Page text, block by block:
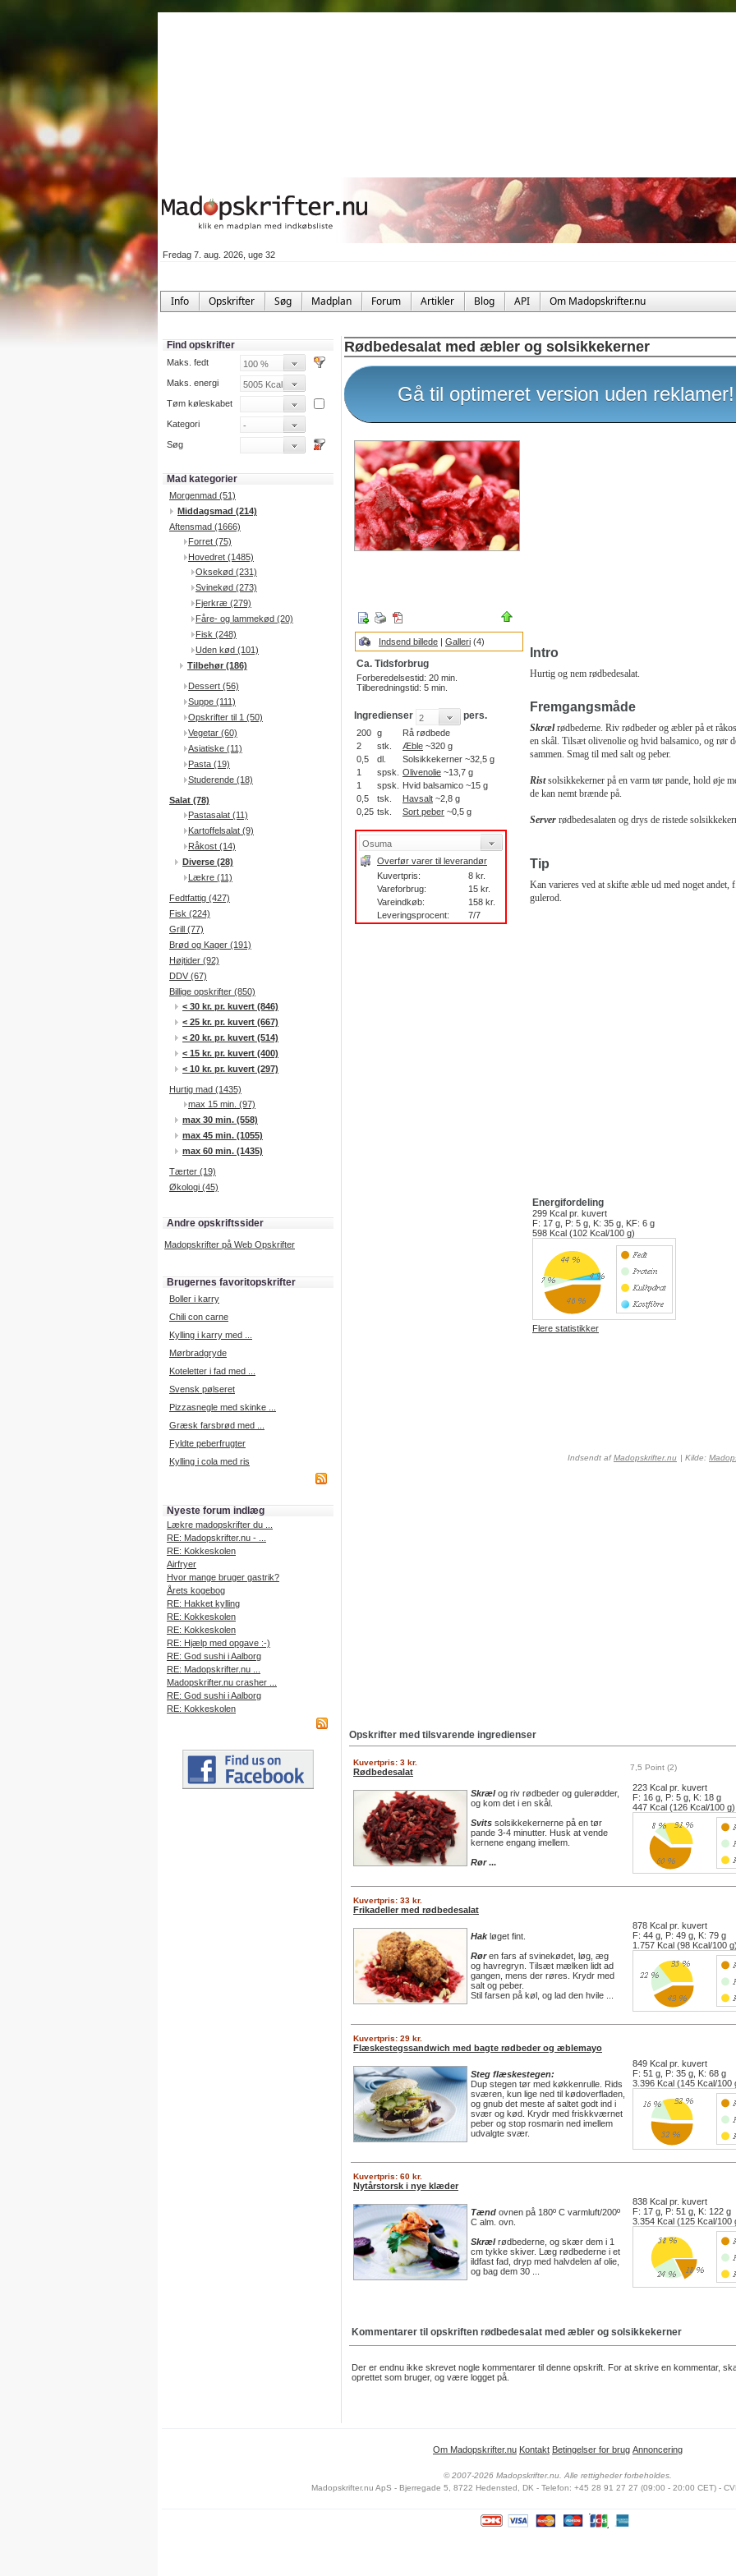
Fredag 7. aug. 2026, uge 32
Info Opskrifter Søg Madplan Forum Artikler Blog API Om Madopskrifter.nu
Find opskrifter
Maks. fedt
Maks. energi
Tøm køleskabet
Kategori
Søg
Mad kategorier
Morgenmad (51)
Middagsmad (214)
Aftensmad (1666)
Forret (75)
Hovedret (1485)
Oksekød (231)
Svinekød (273)
Fjerkræ (279)
Fåre- og lammekød (20)
Fisk (248)
Uden kød (101)
Tilbehør (186)
Dessert (56)
Suppe (111)
Opskrifter til 1 (50)
Vegetar (60)
Asiatiske (11)
Pasta (19)
Studerende (18)
Salat (78)
Pastasalat (11)
Kartoffelsalat (9)
Råkost (14)
Diverse (28)
Lækre (11)
Fedtfattig (427)
Fisk (224)
Grill (77)
Brød og Kager (191)
Højtider (92)
DDV (67)
Billige opskrifter (850)
< 30 kr. pr. kuvert (846)
< 25 kr. pr. kuvert (667)
< 20 kr. pr. kuvert (514)
< 15 kr. pr. kuvert (400)
< 10 kr. pr. kuvert (297)
Hurtig mad (1435)
max 15 min. (97)
max 30 min. (558)
max 45 min. (1055)
max 60 min. (1435)
Tærter (19)
Økologi (45)
Andre opskriftssider
Madopskrifter på Web Opskrifter
Brugernes favoritopskrifter
Boller i karry
Chili con carne
Kylling i karry med ...
Mørbradgryde
Koteletter i fad med ...
Svensk pølseret
Pizzasnegle med skinke ...
Græsk farsbrød med ...
Fyldte peberfrugter
Kylling i cola med ris
Nyeste forum indlæg
Lækre madopskrifter du ...
RE: Madopskrifter.nu - ...
RE: Kokkeskolen
Airfryer
Hvor mange bruger gastrik?
Årets kogebog
RE: Hakket kylling
RE: Kokkeskolen
RE: Kokkeskolen
RE: Hjælp med opgave :-)
RE: God sushi i Aalborg
RE: Madopskrifter.nu ...
Madopskrifter.nu crasher ...
RE: God sushi i Aalborg
RE: Kokkeskolen
Rødbedesalat med æbler og solsikkekerner
Gå til optimeret version uden reklamer!
Indsend billede | Galleri (4)
Ca. Tidsforbrug
Forberedelsestid: 20 min.
Tilberedningstid: 5 min.
Ingredienser pers.
200 g
Rå rødbede
2
stk. Æble ~320 g
0,5
dl.
Solsikkekerner ~32,5 g
1
spsk. Olivenolie ~13,7 g
1
spsk.
Hvid balsamico ~15 g
0,5
tsk. Havsalt ~2,8 g
0,25 tsk. Sort peber ~0,5 g
Overfør varer til leverandør
Kuvertpris:
8 kr.
Vareforbrug:
15 kr.
Vareindkøb:
158 kr.
Leveringsprocent:
7/7
Intro
Hurtig og nem rødbedesalat.
Fremgangsmåde
Skrælrødbederne. Riv rødbeder og æbler på et
en skål. Tilsæt olivenolie og hvid balsamico, og rør
sammen. Smag til med salt og peber.
Ristsolsikkekerner på en varm tør pande, hold øje
de kan nemt brænde på.
Server rødbedesalaten og drys de ristede
Tip
Kan varieres ved at skifte æble ud med noget andet,
gulerod.
Energifordeling
299 Kcal pr. kuvert
F: 17 g, P: 5 g, K: 35 g, KF: 6 g
598 Kcal (102 Kcal/100 g)
Flere statistikker
Indsendt afMadopskrifter.nu | Kilde:
Opskrifter med tilsvarende ingredienser
Kuvertpris: 3 kr.
Rødbedesalat 7,5 Point (2)
Skrælog riv rødbeder og gulerødder,
og kom det i en skål.
Svits solsikkekernerne på en tør
pande 3-4 minutter. Husk at vende
kernene engang imellem.
Rør...
223 Kcal pr. kuvert
F: 16 g, P: 5 g, K: 18 g
447 Kcal (126 Kcal/100 g)
Kuvertpris: 33 kr.
Frikadeller med rødbedesalat
Hakløget fint.
Røren fars af svinekødet, løg, æg
og havregryn. Tilsæt mælken lidt ad
gangen, mens der røres. Krydr med
salt og peber.
Stil farsen på køl, og lad den hvile ...
878 Kcal pr. kuvert
F: 44 g, P: 49 g, K: 79 g
1.757 Kcal (98 Kcal/100 g)
Kuvertpris: 29 kr.
Flæskestegssandwich med bagte rødbeder og æblemayo
Steg flæskestegen:
Dup stegen tør med køkkenrulle. Rids
sværen, kun lige ned til kødoverfladen,
og gnub det meste af saltet godt ind i
svær og kød. Krydr med friskkværnet
peber og stop rosmarin ned imellem
udvalgte svær.
849 Kcal pr. kuvert
F: 51 g, P: 35 g, K: 68 g
3.396 Kcal (145 Kcal/100
Kuvertpris: 60 kr.
Nytårstorsk i nye klæder
Tænd ovnen på 180º C varmluft/200º
C alm. ovn.
Skrælrødbederne, og skær dem i 1
cm tykke skiver. Læg rødbederne i et
ildfast fad, dryp med halvdelen af olie,
og bag dem 30 ...
838 Kcal pr. kuvert
F: 17 g, P: 51 g, K: 122 g
3.354 Kcal (125 Kcal/100
Kommentarer til opskriften rødbedesalat med æbler og solsikkekerner
Der er endnu ikke skrevet nogle kommentarer til denne opskrift. For at skrive en kommentar,
oprettet som bruger, og være logget på.
Om Madopskrifter.nu Kontakt Betingelser for brug Annoncering
© 2007-2026 Madopskrifter.nu. Alle rettigheder forbeholdes.
Madopskrifter.nu ApS - Bjerregade 5, 8722 Hedensted, DK - Telefon: +45 28 91 27 27 (09:00 - 20:00 CET) -